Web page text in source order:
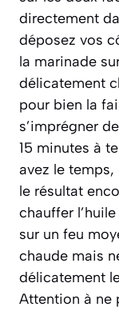
directement
déposez vos
la marinade
délicatement
pour bien la
s’imprégner
15 minutes à
avez le temps,
le résultat
chauffer
sur un feu
chaude mais
délicatement
Attention à ne